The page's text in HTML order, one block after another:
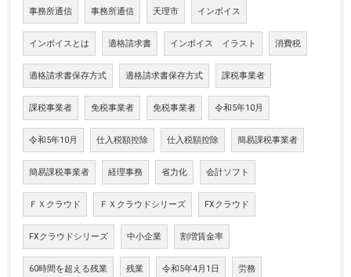
事務所通信 事務所通信 天理市 インボイス
インボイスとは 適格請求書 インボイス イラスト 消費税
適格請求書保存方式 適格請求書保存方式 課税事業者
課税事業者 免税事業者 免税事業者 令和5年10月
令和5年10月 仕入税額控除 仕入税額控除 簡易課税事業者
簡易課税事業者 経理事務 省力化 会計ソフト
ＦＸクラウド ＦＸクラウドシリーズ FXクラウド
FXクラウドシリーズ 中小企業 割増賃金率
60時間を超える残業 残業 令和5年4月1日 労務